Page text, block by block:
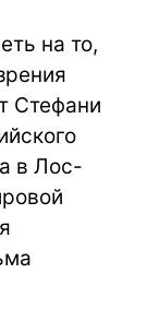
на то,
Стефани
в Лос-